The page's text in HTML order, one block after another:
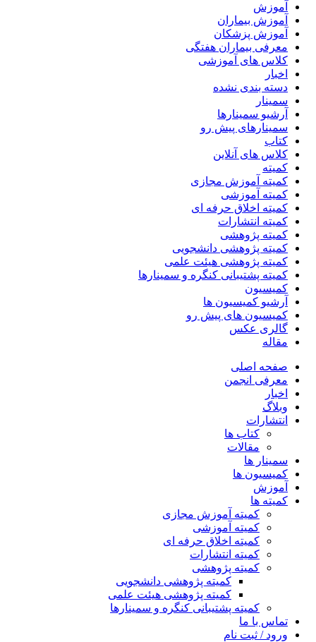
آموزش
آموزش بیماران
آموزش پزشکان
معرفی بیماران هفتگی
کلاس های آموزشی
اخبار
دسته بندی نشده
سمینار
آرشیو سمینارها
سمینارهای پیش رو
کتاب
کلاس های آنلاین
کمیته
کمیته آموزش مجازی
کمیته آموزشی
کمیته اخلاق حرفه ای
کمیته انتشارات
کمیته پژوهشی
کمیته پژوهشی دانشجویی
کمیته پژوهشی هیئت علمی
کمیته پشتیبانی کنگره و سمینارها
کمیسیون
آرشیو کمیسیون ها
کمیسیون های پیش رو
گالری عکس
مقاله
صفحه اصلی
معرفی انجمن
اخبار
وبلاگ
انتشارات
کتاب ها
مقالات
سمینار ها
کمیسیون ها
آموزش
کمیته ها
کمیته آموزش مجازی
کمیته آموزشی
کمیته اخلاق حرفه ای
کمیته انتشارات
کمیته پژوهشی
کمیته پژوهشی دانشجویی
کمیته پژوهشی هیئت علمی
کمیته پشتیبانی کنگره و سمینارها
تماس با ما
ورود / ثبت نام